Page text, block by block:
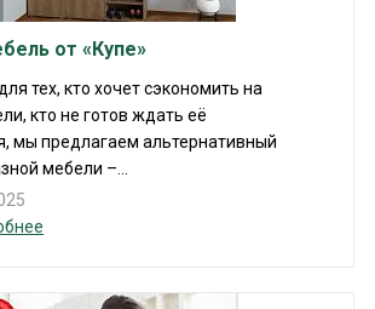
от «Купе»
тех, кто хочет сэкономить на
кто не готов ждать её
мы предлагаем альтернативный
мебели –...